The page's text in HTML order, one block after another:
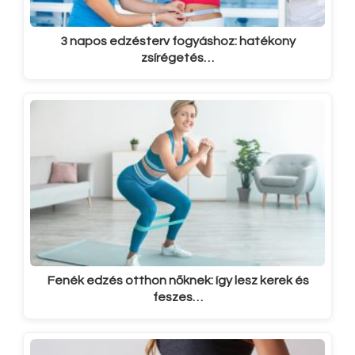
3 napos edzésterv fogyáshoz: hatékony
zsírégetés…
Fenék edzés otthon nőknek: így lesz kerek és
feszes…